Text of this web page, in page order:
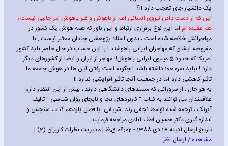
یک دانشیار جای تعجب دارد !!؟
این که از دست دادن نیروی انسانی اعم از باهوش و غیر باهوش امر جالبی نیست ،
هم عقیده ام اما این نوع برقراری ارتباط و این باور که همه هوش یک کشور در
مهاجرانش خلاصه شده است ، بدون اسناد پژوهشی چندان معتبر نیست . با
مفروضه ایشان که مهاجران ایرانی باهوشند ! با این حساب در حال حاضر باید کشور
آمریکا که حدود 5 میلیون ایرانی باهوش!! مهاجر از ایران و ایضا از کشورهای دیگر
دارد ! نباید نمره 100 داشته باشد ! چگونه است رفتن این ها در هوش جامعه ما
تاثیر کاهشی دارد اما در جمعیت آنجا تاثیر افزایشی ندارد !!
به هر حال ، از سرورانی که مسندهای دانشگاهی دارند ، بیش از این انتظار دارم .
علاقمندان می توانند به کتاب " کاربردهای بجا و نابجای روان شناسی " تالیف
آیزنک ، ترجمه شده توسط نجفی زند- شریفی یا فصل یازدهم کتاب سنجش و
اندازه گیری دکتر حسین لطف آبادی مراجعه فرمایند .
تاریخ ارسال آدینه 18 دی 1388 - 06:02 ق.ظ | مدیریت نظرات کاربران (2) |
مشاهده / ارسال نظر